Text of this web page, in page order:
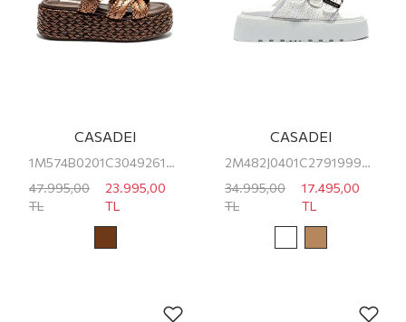
CASADEI
1M574B0201C30492615 CASADEI KADIN PLATFORM TERLİK
47.995,00
TL
23.995,00
TL
CASADEI
2M482J0401C27919999 CASADEI KADIN PLATFORM TERLİK
34.995,00
TL
17.495,00
TL